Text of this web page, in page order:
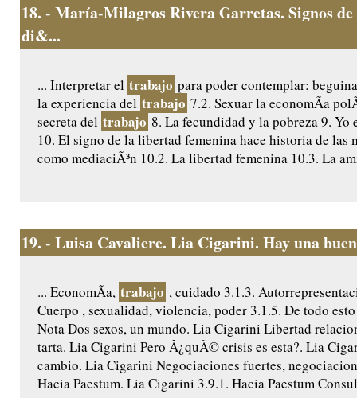
18. - María-Milagros Rivera Garretas. Signos
di&...
... Interpretar el trabajo para poder contemplar:
la experiencia del trabajo 7.2. Sexuar la economÃ­a
secreta del trabajo 8. La fecundidad y la pobreza 9.
10. El signo de la libertad femenina hace historia de las
como mediaciÃ³n 10.2. La libertad femenina 10.3. La
19. - Luisa Cavaliere. Lia Cigarini. Hay una
... EconomÃ­a, trabajo , cuidado 3.1.3.
Cuerpo , sexualidad, violencia, poder 3.1.5. De todo
Nota Dos sexos, un mundo. Lia Cigarini Libertad
tarta. Lia Cigarini Pero Â¿quÃ© crisis es esta?. Lia
cambio. Lia Cigarini Negociaciones fuertes,
Hacia Paestum. Lia Cigarini 3.9.1. Hacia Paestum